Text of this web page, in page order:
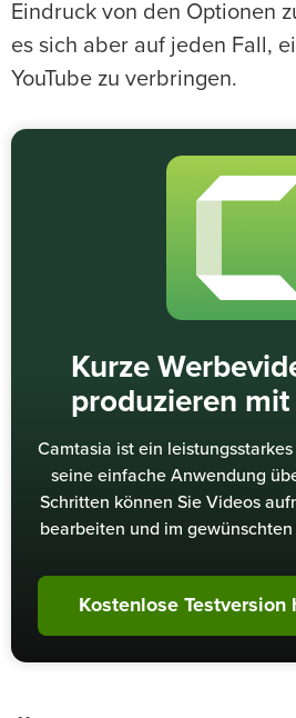
Eindruck von den Optionen
es sich aber auf jeden Fall,
YouTube zu verbringen.
Kurze
produzieren mit
Camtasia ist ein
seine einfache Anwendung
Schritten können Sie Videos
bearbeiten und im
Kostenlose Testversion